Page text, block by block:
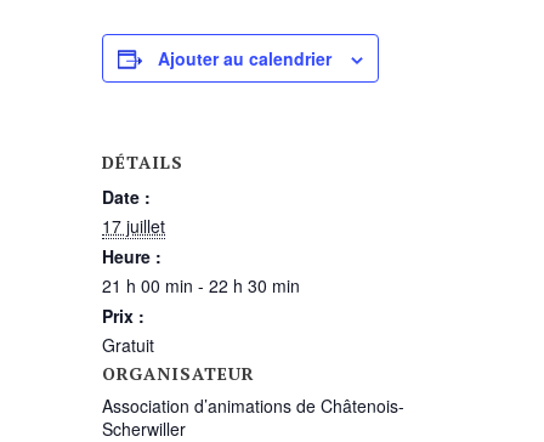
Ajouter au calendrier
DÉTAILS
Date :
17 juillet
Heure :
21 h 00 min - 22 h 30 min
Prix :
Gratuit
ORGANISATEUR
Association d’animations de Châtenois-
Scherwiller